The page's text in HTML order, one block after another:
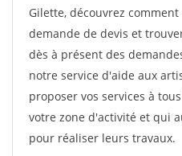
Gilette, découvrez
demande de devis et
dès à présent des
notre service d'aide aux
proposer vos services à
votre zone d'activité et qui
pour réaliser leurs travaux.